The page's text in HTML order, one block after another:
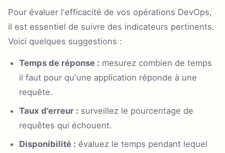
Pour évaluer l'efficacité de vos opérations DevOps,
il est essentiel de suivre des indicateurs pertinents.
Voici quelques suggestions :
Temps de réponse : mesurez combien de temps
il faut pour qu'une application réponde à une
requête.
Taux d'erreur : surveillez le pourcentage de
requêtes qui échouent.
Disponibilité : évaluez le temps pendant lequel